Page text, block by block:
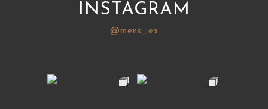
INSTAGRAM
@mens_ex